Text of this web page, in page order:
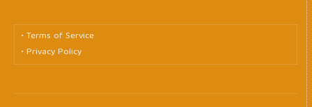
• Terms of Service
• Privacy Policy